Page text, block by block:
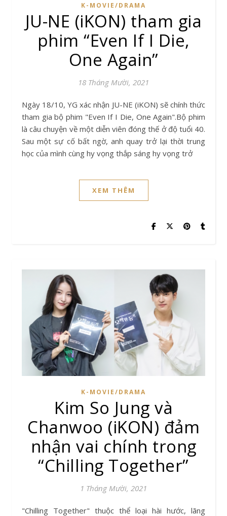
K-MOVIE/DRAMA
JU-NE (iKON) tham gia
phim “Even If I Die,
One Again”
18 Tháng Mười, 2021
Ngày 18/10, YG xác nhận JU-NE (iKON) sẽ chính thức
tham gia bộ phim "Even If I Die, One Again".Bộ phim
là câu chuyện về một diễn viên đóng thế ở độ tuổi 40.
Sau một sự cố bất ngờ, anh quay trở lại thời trung
học của mình cùng hy vọng thắp sáng hy vọng trở
XEM THÊM
K-MOVIE/DRAMA
Kim So Jung và
Chanwoo (iKON) đảm
nhận vai chính trong
“Chilling Together”
1 Tháng Mười, 2021
"Chilling Together" thuộc thể loại hài hước, lãng